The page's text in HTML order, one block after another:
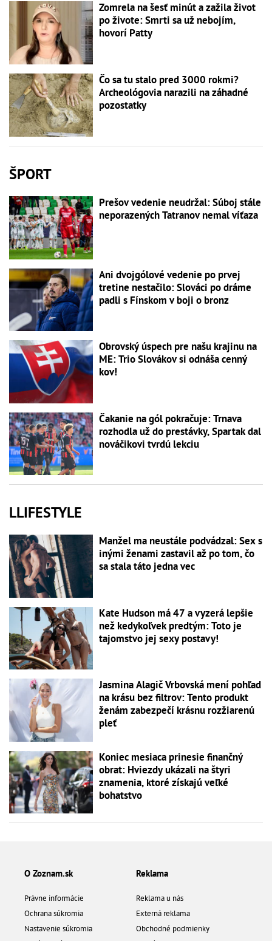
Zomrela na šesť minút a zažila život
po živote: Smrti sa už nebojím,
hovorí Patty
Čo sa tu stalo pred 3000 rokmi?
Archeológovia narazili na záhadné
pozostatky
ŠPORT
Prešov vedenie neudržal: Súboj stále
neporazených Tatranov nemal víťaza
Ani dvojgólové vedenie po prvej
tretine nestačilo: Slováci po dráme
padli s Fínskom v boji o bronz
Obrovský úspech pre našu krajinu na
ME: Trio Slovákov si odnáša cenný
kov!
Čakanie na gól pokračuje: Trnava
rozhodla už do prestávky, Spartak dal
nováčikovi tvrdú lekciu
LLIFESTYLE
Manžel ma neustále podvádzal: Sex s
inými ženami zastavil až po tom, čo
sa stala táto jedna vec
Kate Hudson má 47 a vyzerá lepšie
než kedykoľvek predtým: Toto je
tajomstvo jej sexy postavy!
Jasmina Alagič Vrbovská mení pohľad
na krásu bez filtrov: Tento produkt
ženám zabezpečí krásnu rozžiarenú
pleť
Koniec mesiaca prinesie finančný
obrat: Hviezdy ukázali na štyri
znamenia, ktoré získajú veľké
bohatstvo
O Zoznam.sk
Právne informácie
Ochrana súkromia
Nastavenie súkromia
Reklama
Reklama u nás
Externá reklama
Obchodné podmienky